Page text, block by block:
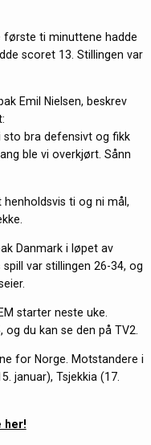
første ti minuttene hadde
scoret 13. Stillingen var
Emil Nielsen, beskrev
sto bra defensivt og fikk
ble vi overkjørt. Sånn
ti og ni mål,
Danmark i løpet av
var stillingen 26-34, og
starter neste uke.
og du kan se den på TV2.
for Norge. Motstandere i
januar), Tsjekkia (17.
her!